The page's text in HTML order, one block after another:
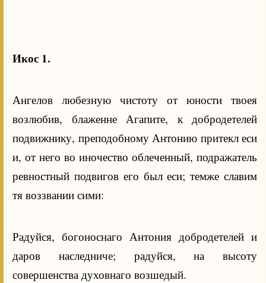
Икос 1.
Ангелов любезную чистоту от юности твоея
возлюбив, блаженне Агапите, к добродетелей
подвижнику, преподобному Антонию притекл еси
и, от него во иночество облеченный, подражатель
ревностный подвигов его был еси; темже славим
тя воззвании сими:
Радуйся, богоноснаго Антония добродетелей и
даров наследниче; радуйся, на высоту
совершенства духовнаго возшедый.